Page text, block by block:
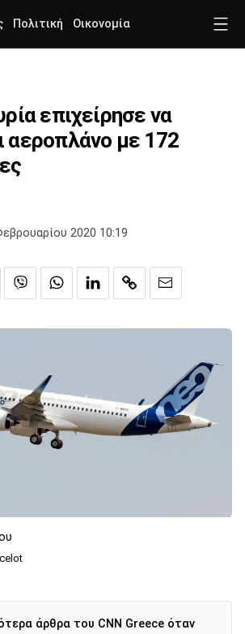
Πολιτική Οικονομία
επιχείρησε να
αεροπλάνο με 172
2020 10:19
άρθρα του CNN Greece όταν